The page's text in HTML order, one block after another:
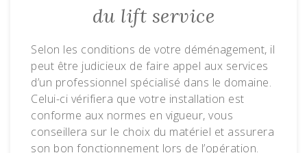
du lift service
Selon les conditions de votre déménagement, il
peut être judicieux de faire appel aux services
d’un professionnel spécialisé dans le domaine.
Celui-ci vérifiera que votre installation est
conforme aux normes en vigueur, vous
conseillera sur le choix du matériel et assurera
son bon fonctionnement lors de l’opération.